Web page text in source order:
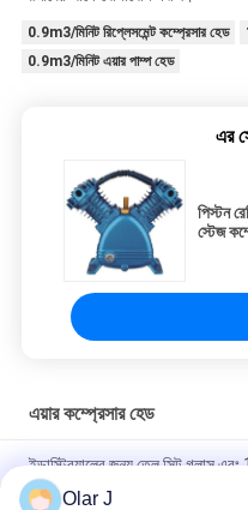
0.9m3/মিনিট রিপ্লেসমেন্ট কম্প্রেসার হেড
0.9m3/মিনিট এয়ার পাম্প হেড
এর
পিস্টন
স্টেজ
এয়ার কম্প্রেসার হেড
ইন্ডাস্ট্রিয়ালের জন্য তেল সিট গ্লাস
3 এইচপি হর্স পাওয়ার
Olar J